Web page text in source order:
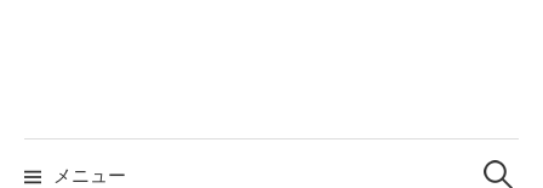
メニュー
検
索: